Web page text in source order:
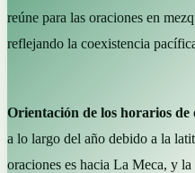
reúne para las oraciones en
reflejando la coexistencia
Orientación de los horarios de
a lo largo del año debido a la
oraciones es hacia La Meca, y